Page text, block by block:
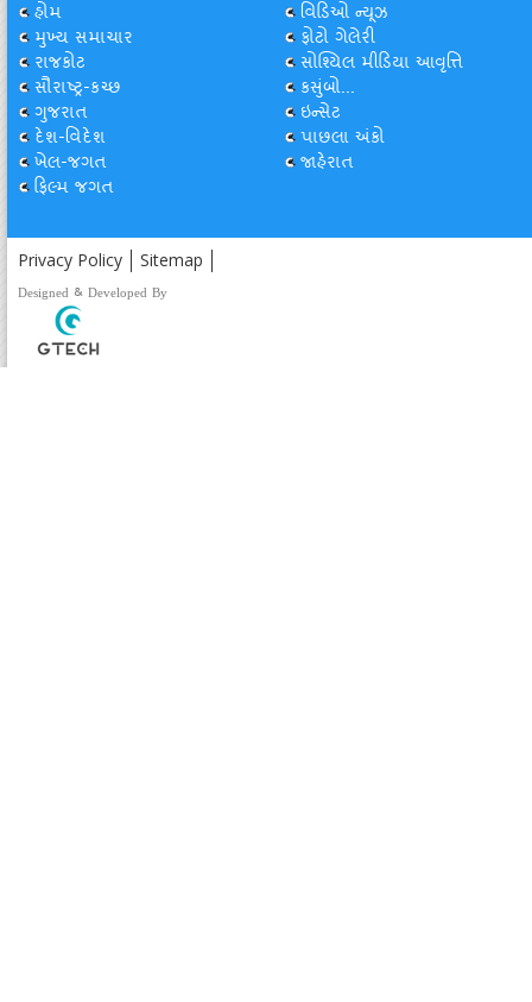
હોમ
મુખ્ય સમાચાર
રાજકોટ
સૌરાષ્ટ્ર-કચ્છ
ગુજરાત
દેશ-વિદેશ
ખેલ-જગત
ફિલ્મ જગત
વિડિઓ ન્યૂઝ
ફોટો ગેલેરી
સોશ્યિલ મીડિયા આવૃત્તિ
કસુંબો...
ઇન્સેટ
પાછલા અંકો
જાહેરાત
Privacy Policy Sitemap
Designed & Developed By